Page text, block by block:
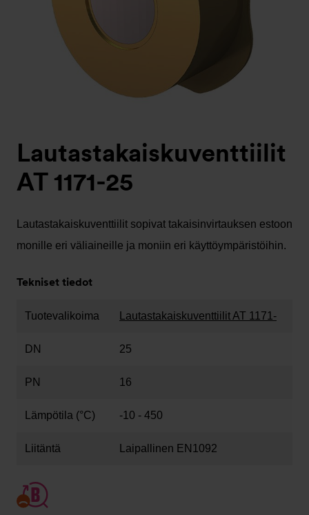
Lautastakaiskuventtiilit
AT 1171-25
Lautastakaiskuventtiilit sopivat takaisinvirtauksen estoon
monille eri väliaineille ja moniin eri käyttöympäristöihin.
Tekniset tiedot
Tuotevalikoima Lautastakaiskuventtiilit AT 1171-
DN 25
PN 16
Lämpötila (°C) -10 - 450
Liitäntä Laipallinen EN1092